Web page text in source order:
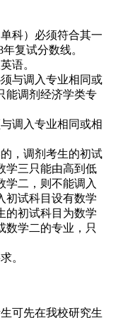
科）必须符合其一
复试分数线。
语。
与调入专业相同或
能调剂经济学类专
调入专业相同或相
，调剂考生的初试
学三只能由高到低
学二，则不能调入
初试科目设有数学
的初试科目为数学
数学二的专业，只
。
可先在我校研究生